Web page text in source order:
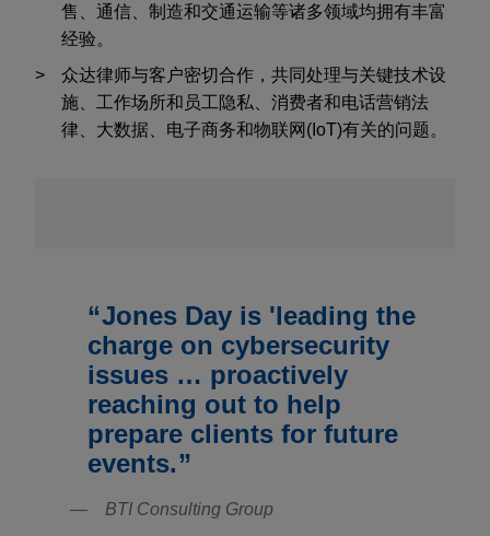
售、通信、制造和交通运输等诸多领域均拥有丰富
经验。
众达律师与客户密切合作，共同处理与关键技术设
施、工作场所和员工隐私、消费者和电话营销法
律、大数据、电子商务和物联网(IoT)有关的问题。
Jones Day is 'leading the
charge on cybersecurity
issues … proactively
reaching out to help
prepare clients for future
events.
BTI Consulting Group